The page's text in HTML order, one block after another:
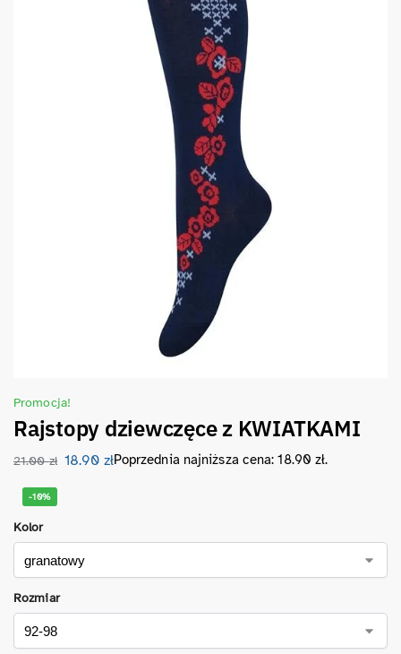
Promocja!
Rajstopy dziewczęce z KWIATKAMI
21.00zł 18.90 złPoprzednia najniższa cena:18.90zł.
-10%
Kolor
Rozmiar